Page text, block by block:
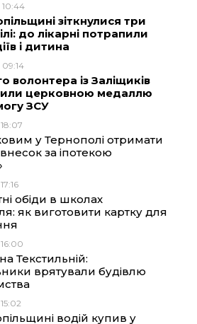
зіткнулися три
до лікарні потрапили
і дитина
волонтера із Заліщиків
церковною медаллю
ЗСУ
у Тернополі отримати
за іпотекою
обіди в школах
як виготовити картку для
Текстильній:
врятували будівлю
водій купив у